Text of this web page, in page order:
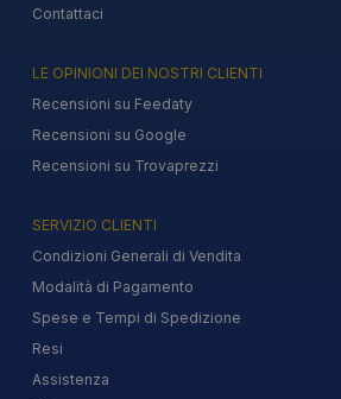
Contattaci
LE OPINIONI DEI NOSTRI CLIENTI
Recensioni su Feedaty
Recensioni su Google
Recensioni su Trovaprezzi
SERVIZIO CLIENTI
Condizioni Generali di Vendita
Modalità di Pagamento
Spese e Tempi di Spedizione
Resi
Assistenza